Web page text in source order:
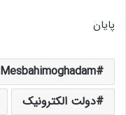
پایان
Mesbahimoghadam
دولت الکترونیک